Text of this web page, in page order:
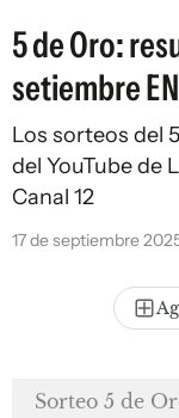
5 de Oro:
setiembre
Los sorteos del
del YouTube de
Canal 12
17 de septiembre
Sorteo 5 de